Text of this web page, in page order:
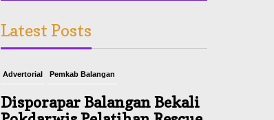
Latest Posts
Advertorial Pemkab Balangan
Disporapar Balangan Bekali